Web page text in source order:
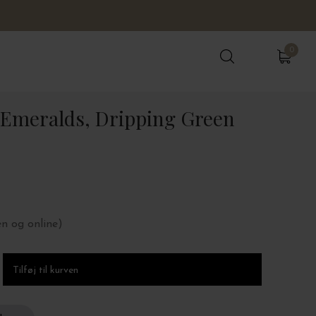
0
Dripping Green
og online)